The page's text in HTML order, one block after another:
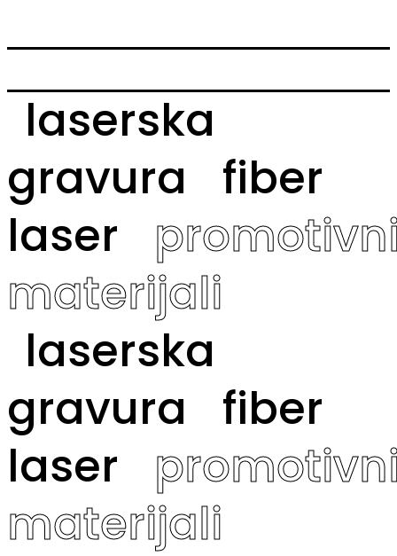
laserska
gravura
fiber
laser
materijali
laserska
gravura
fiber
laser
materijali